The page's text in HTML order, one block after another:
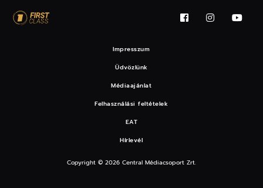
Impresszum
Üdvözlünk
Médiaajánlat
Felhasználási feltételek
EAT
Hírlevél
Copyright © 2026 Central Médiacsoport Zrt.